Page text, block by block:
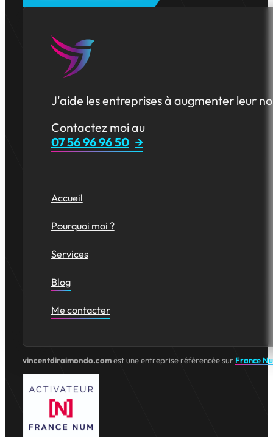
J'aide les entreprises à augmenter leur
Contactez moi au
07 56 96 96 50
Accueil
Pourquoi moi ?
Services
Blog
Me contacter
vincentdiraimondo.comest une entreprise référencée sur France